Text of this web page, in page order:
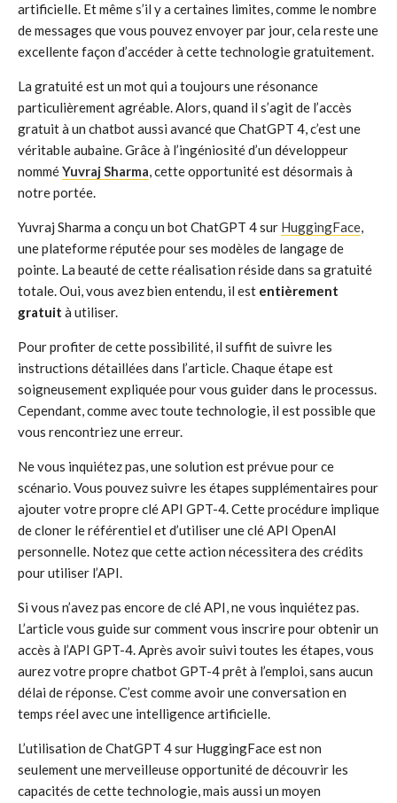
artificielle. Et même s’il y a certaines limites, comme le nombre
de messages que vous pouvez envoyer par jour, cela reste une
excellente façon d’accéder à cette technologie gratuitement.
La gratuité est un mot qui a toujours une résonance
particulièrement agréable. Alors, quand il s’agit de l’accès
gratuit à un chatbot aussi avancé que ChatGPT 4, c’est une
véritable aubaine. Grâce à l’ingéniosité d’un développeur
nomméYuvraj Sharma, cette opportunité est désormais à
notre portée.
Yuvraj Sharma a conçu un bot ChatGPT 4 sur HuggingFace,
une plateforme réputée pour ses modèles de langage de
pointe. La beauté de cette réalisation réside dans sa gratuité
totale. Oui, vous avez bien entendu, il est entièrement
gratuit à utiliser.
Pour profiter de cette possibilité, il suffit de suivre les
instructions détaillées dans l’article. Chaque étape est
soigneusement expliquée pour vous guider dans le processus.
Cependant, comme avec toute technologie, il est possible que
vous rencontriez une erreur.
Ne vous inquiétez pas, une solution est prévue pour ce
scénario. Vous pouvez suivre les étapes supplémentaires pour
ajouter votre propre clé API GPT-4. Cette procédure implique
de cloner le référentiel et d’utiliser une clé API OpenAI
personnelle. Notez que cette action nécessitera des crédits
pour utiliser l’API.
Si vous n’avez pas encore de clé API, ne vous inquiétez pas.
L’article vous guide sur comment vous inscrire pour obtenir un
accès à l’API GPT-4. Après avoir suivi toutes les étapes, vous
aurez votre propre chatbot GPT-4 prêt à l’emploi, sans aucun
délai de réponse. C’est comme avoir une conversation en
temps réel avec une intelligence artificielle.
L’utilisation de ChatGPT 4 sur HuggingFace est non
seulement une merveilleuse opportunité de découvrir les
capacités de cette technologie, mais aussi un moyen